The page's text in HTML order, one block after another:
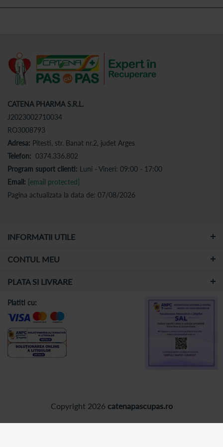
CATENA PHARMA S.R.L.
J2023002710034
RO3008793
Adresa: Pitesti, str. Banat nr.2, judet Arges
Telefon: 0374.336.802
Program suport clienti: Luni - Vineri: 09:00 - 17:00
Email: [email protected]
Pagina actualizata la data de: 07/08/2026
INFORMATII UTILE
CONTUL MEU
PLATA SI LIVRARE
Copyright 2026 catenapascupas.ro
Platiti cu: